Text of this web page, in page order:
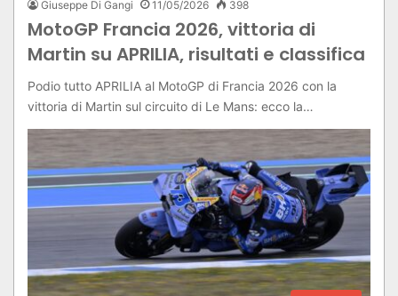
Giuseppe Di Gangi 11/05/2026 398
MotoGP Francia 2026, vittoria di
Martin su APRILIA, risultati e classifica
Podio tutto APRILIA al MotoGP di Francia 2026 con la
vittoria di Martin sul circuito di Le Mans: ecco la…